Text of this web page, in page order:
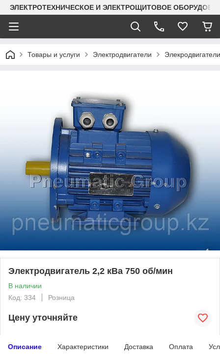
ЭЛЕКТРОТЕХНИЧЕСКОЕ И ЭЛЕКТРОЩИТОВОЕ
Товары и услуги Электродвигатели
Электродвигатель 2,2 кВа 750 об/мин
В наличии
Код: 334
Розница
Цену уточняйте
Описание Характеристики Доставка Оплата